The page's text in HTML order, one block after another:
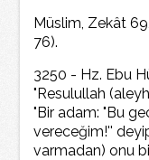
Müslim, Zekât
76).
3250 - Hz. Ebu
"Resulullah
"Bir adam: "Bu
vereceğim!''
varmadan) onu bir